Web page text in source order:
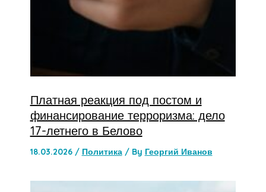
Платная реакция под постом и
финансирование терроризма: дело
17-летнего в Белово
18.03.2026 / Политика/ By Георгий Иванов